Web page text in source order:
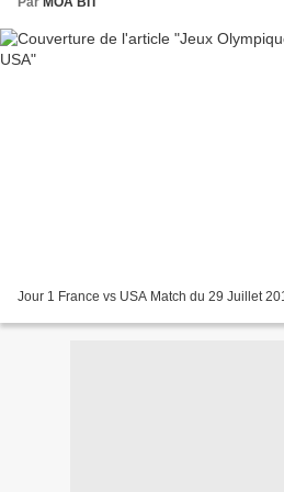
Jour 1 France vs USA Match du 29 Juillet